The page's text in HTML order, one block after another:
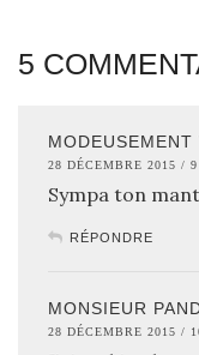
5
MODEUSEMENT
28 DÉCEMBRE 2015 /
Sympa ton
RÉPONDRE
MONSIEUR
28 DÉCEMBRE 2015 /